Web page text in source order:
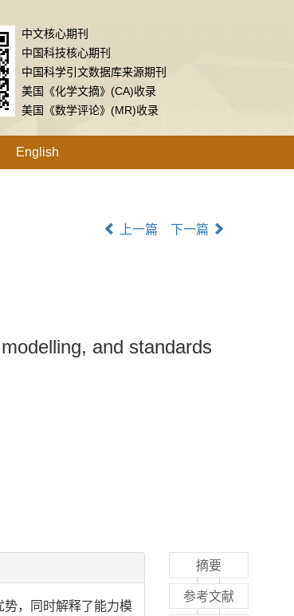
中文核心期刊
中国科技核心期刊
中国科学引文数据库来源期刊
美国《化学文摘》(CA)收录
美国《数学评论》(MR)收录
English
上一篇 下一篇
and standards
势，同时解释了能力模
摘要
参考文献